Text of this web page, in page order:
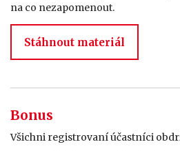
na co nezapomenout.
Stáhnout materiál
Bonus
Všichni registrovaní účastníci